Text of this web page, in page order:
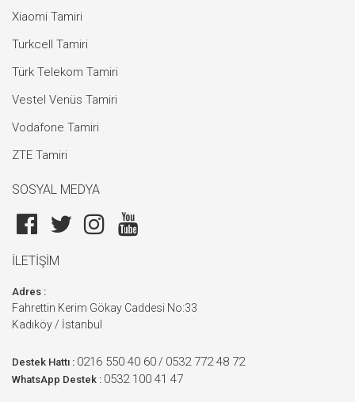
Xiaomi Tamiri
Turkcell Tamiri
Türk Telekom Tamiri
Vestel Venüs Tamiri
Vodafone Tamiri
ZTE Tamiri
SOSYAL MEDYA
İLETİŞİM
Adres :
Fahrettin Kerim Gökay Caddesi No:33
Kadıköy / İstanbul
Destek Hattı : 0216 550 40 60 / 0532 772 48 72
WhatsApp Destek : 0532 100 41 47